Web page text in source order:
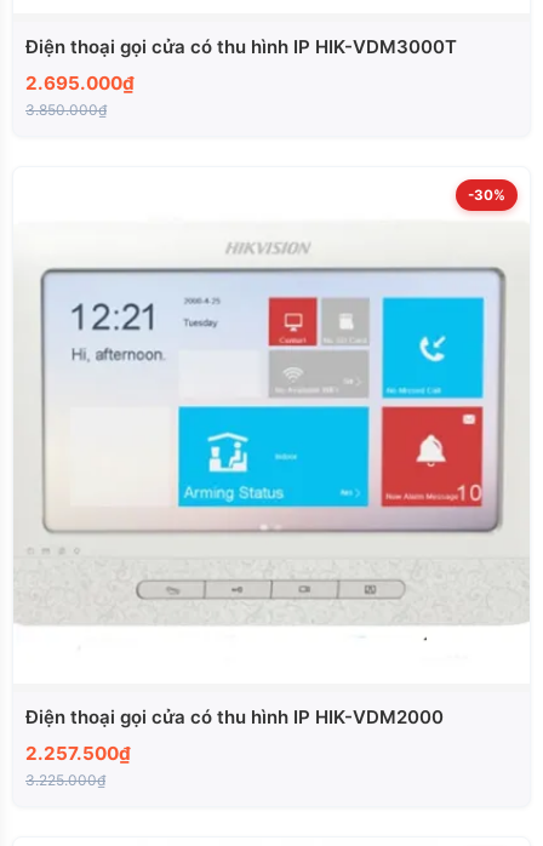
Điện thoại gọi cửa có thu hình IP HIK-VDM3000T
2.695.000₫
3.850.000₫
-30%
Điện thoại gọi cửa có thu hình IP HIK-VDM2000
2.257.500₫
3.225.000₫